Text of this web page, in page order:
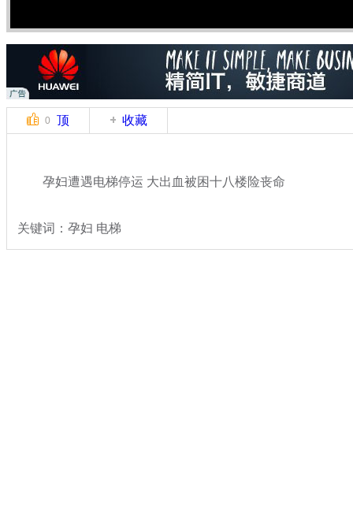
0 顶 收藏
孕妇遭遇电梯停运 大出血被困十八楼险丧命
关键词：孕妇 电梯